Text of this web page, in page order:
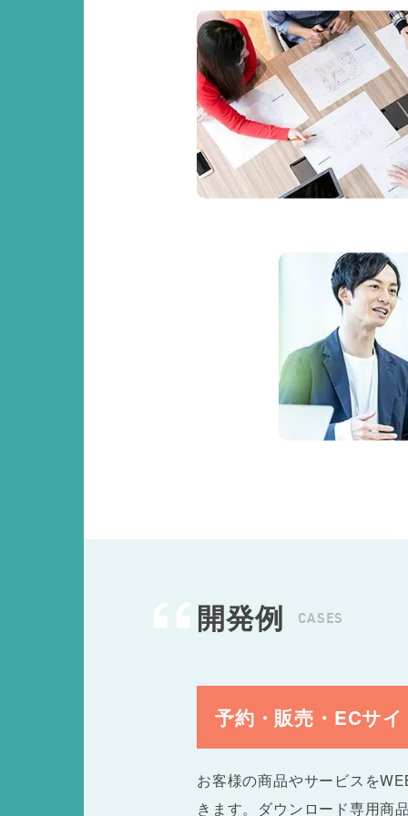
開発例 CASES
予約・販売・ECサ
お客様の商品やサービスを
きます。ダウンロード専用商